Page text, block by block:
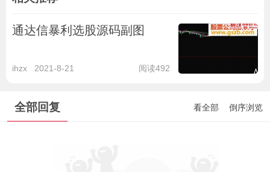
通达信暴利选股源码副图
ihzx 2021-8-21 阅读492
全部回复 看全部 倒序浏览